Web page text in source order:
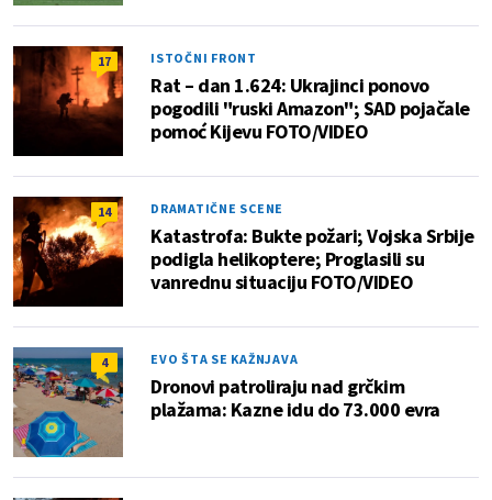
17 ISTOČNI FRONT
Rat – dan 1.624: Ukrajinci ponovo
pogodili "ruski Amazon"; SAD pojačale
pomoć Kijevu FOTO/VIDEO
14 DRAMATIČNE SCENE
Katastrofa: Bukte požari; Vojska Srbije
podigla helikoptere; Proglasili su
vanrednu situaciju FOTO/VIDEO
4 EVO ŠTA SE KAŽNJAVA
Dronovi patroliraju nad grčkim
plažama: Kazne idu do 73.000 evra